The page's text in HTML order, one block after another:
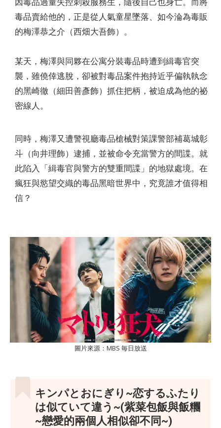
毒品賣給他的，正是從人氣童星墜落、如今淪為毒販
的梅澤恭之介（西畑大吾飾）。
某天，梅澤與同夥在公寓分裝毒品時遭到緝毒官突
襲，雖僥倖逃脫，卻被對毒品案件抱持近乎偏執執念
的黑崎徹（細田善彥飾）抓住把柄，被迫成為他的祕
密線人。
同時，梅澤又遭警視廳毒品槍械對策課警部補葛城彰
斗（向井理飾）逮捕，並被命令充當警方的間諜。就
此陷入「緝毒官與警方的雙重間諜」的地獄處境。在
瘋狂與慾望交織的毒品黑暗世界中，究竟誰才值得相
信？
圖片來源：MBS 毎日放送
キンパとおにぎり~恋するふたり
は似ていて違う~(紫菜包飯與飯糰
~戀愛的兩個人相似卻不同~)